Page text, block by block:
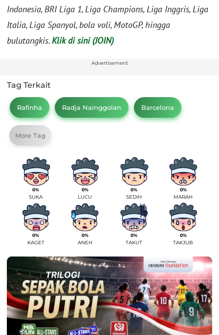
Indonesia, BRI Liga 1, Liga Champions, Liga Inggris, Liga
Italia, Liga Spanyol, bola voli, MotoGP, hingga
bulutangkis.Klik di sini (JOIN)
Advertisement
Tag Terkait
Rafinha Radja Nainggolan Barcelona
More Tag
0%
SUKA
0%
LUCU
0%
SEDIH
0%
MARAH
0%
KAGET
0%
ANEH
0%
TAKUT
0%
TAKJUB